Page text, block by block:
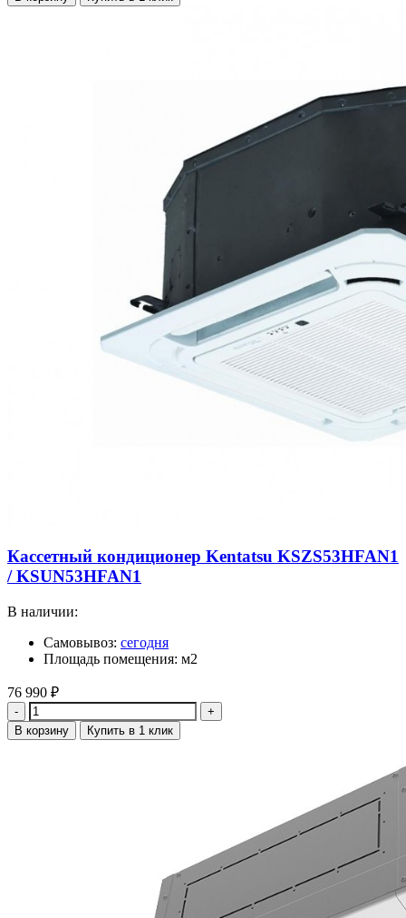
Кассетный кондиционер Kentatsu KSZS53HFAN1
/ KSUN53HFAN1
В наличии:
Самовывоз: сегодня
Площадь помещения: м2
76 990 ₽
Количество
В корзину Купить в 1 клик